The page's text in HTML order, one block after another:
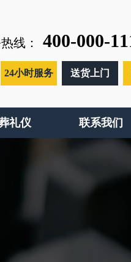
线： 400-000-
24小时服务 送货上门
礼仪 联系我们